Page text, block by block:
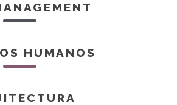
HUMANOS